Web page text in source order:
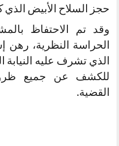
حجز السلاح الأبيض الذي
وقد تم الاحتفاظ
الحراسة النظرية، رهن
الذي تشرف عليه النيابة
للكشف عن جميع
القضية.